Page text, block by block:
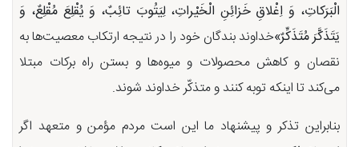
الْبَرَكاتِ، وَ اِغْلاقِ خَزائِنِ الْخَیْراتِ، لِیَتُوبَ تائِبٌ، وَ یُقْلِعَ مُقْلِعٌ، وَ
یَتَذَكَّرَ مُتَذَكِّرٌ»خداوند بندگان خود را در نتیجه ارتکاب معصیت‌ها به
نقصان و کاهش محصولات و میوه‌ها و بستن راه برکات مبتلا
می‌کند تا اینکه توبه کنند و متذکّر خداوند شوند.
بنابراین تذکر و پیشنهاد ما این است مردم مؤمن و متعهد اگر